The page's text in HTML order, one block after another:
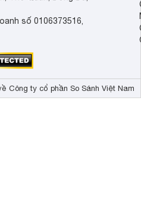
số 0106373516,
Công ty cổ phần So Sánh Việt Nam